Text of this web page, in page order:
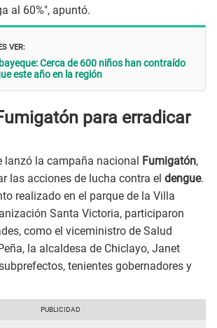
al 60%", apuntó.
VER:
Cerca de 600 niños han contraído
este año en la región
para erradicar
lanzó la campaña nacional Fumigatón,
las acciones de lucha contra el dengue.
realizado en el parque de la Villa
Santa Victoria, participaron
como el viceministro de Salud
la alcaldesa de Chiclayo, Janet
tenientes gobernadores y